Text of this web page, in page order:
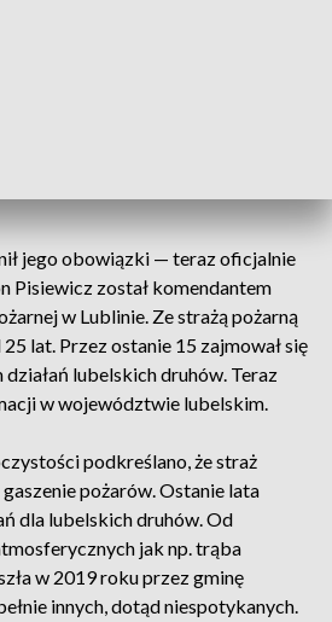
jego obowiązki — teraz oficjalnie
Pisiewicz został komendantem
w Lublinie. Ze strażą pożarną
lat. Przez ostanie 15 zajmował się
lubelskich druhów. Teraz
w województwie lubelskim.
podkreślano, że straż
pożarów. Ostanie lata
dla lubelskich druhów. Od
jak np. trąba
w 2019 roku przez gminę
innych, dotąd niespotykanych.